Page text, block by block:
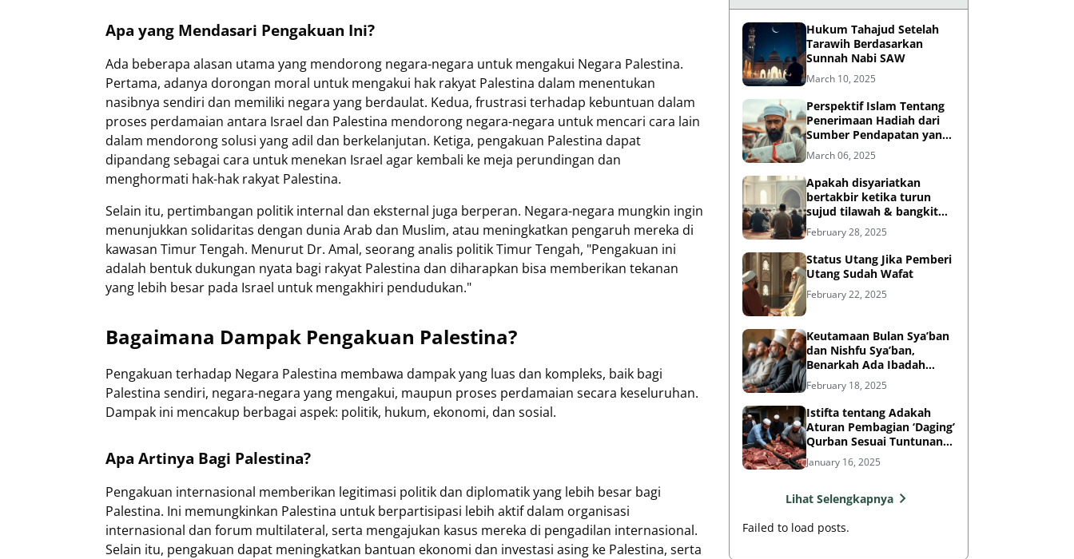
Apa yang Mendasari Pengakuan Ini?
Ada beberapa alasan utama yang mendorong negara-negara untuk mengakui Negara Palestina.
Pertama, adanya dorongan moral untuk mengakui hak rakyat Palestina dalam menentukan
nasibnya sendiri dan memiliki negara yang berdaulat. Kedua, frustrasi terhadap kebuntuan dalam
proses perdamaian antara Israel dan Palestina mendorong negara-negara untuk mencari cara lain
dalam mendorong solusi yang adil dan berkelanjutan. Ketiga, pengakuan Palestina dapat
dipandang sebagai cara untuk menekan Israel agar kembali ke meja perundingan dan
menghormati hak-hak rakyat Palestina.
Selain itu, pertimbangan politik internal dan eksternal juga berperan. Negara-negara mungkin ingin
menunjukkan solidaritas dengan dunia Arab dan Muslim, atau meningkatkan pengaruh mereka di
kawasan Timur Tengah. Menurut Dr. Amal, seorang analis politik Timur Tengah, "Pengakuan ini
adalah bentuk dukungan nyata bagi rakyat Palestina dan diharapkan bisa memberikan tekanan
yang lebih besar pada Israel untuk mengakhiri pendudukan."
Bagaimana Dampak Pengakuan Palestina?
Pengakuan terhadap Negara Palestina membawa dampak yang luas dan kompleks, baik bagi
Palestina sendiri, negara-negara yang mengakui, maupun proses perdamaian secara keseluruhan.
Dampak ini mencakup berbagai aspek: politik, hukum, ekonomi, dan sosial.
Apa Artinya Bagi Palestina?
Pengakuan internasional memberikan legitimasi politik dan diplomatik yang lebih besar bagi
Palestina. Ini memungkinkan Palestina untuk berpartisipasi lebih aktif dalam organisasi
internasional dan forum multilateral, serta mengajukan kasus mereka di pengadilan internasional.
Selain itu, pengakuan dapat meningkatkan bantuan ekonomi dan investasi asing ke Palestina, serta
Hukum Tahajud Setelah
Tarawih Berdasarkan
Sunnah Nabi SAW
March 10, 2025
Perspektif Islam Tentang
Penerimaan Hadiah dari
Sumber Pendapatan yang
Tidak Halal
March 06, 2025
Apakah disyariatkan
bertakbir ketika turun
sujud tilawah & bangkit
dari sujud tilawah yang
dilakukan dalam shalat?
February 28, 2025
Status Utang Jika Pemberi
Utang Sudah Wafat
February 22, 2025
Keutamaan Bulan Sya’ban
dan Nishfu Sya’ban,
Benarkah Ada Ibadah
Khusus?
February 18, 2025
Istifta tentang Adakah
Aturan Pembagian ‘Daging’
Qurban Sesuai Tuntunan
Rasulullah?
January 16, 2025
Lihat Selengkapnya
Failed to load posts.